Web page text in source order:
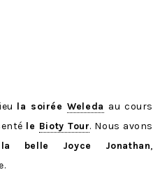
la soiréeWeleda au cours
le Bioty Tour. Nous avons
la belle Joyce Jonathan,